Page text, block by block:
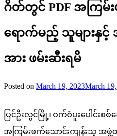
ဂိတ်တွင် PDF အကြ
ရောက်မည့် သူများနှင့်
အား ဖမ်းဆီးရမိ
Posted on March 19, 2023March
ပြင်ဦးလွင်မြို့၊ ဝက်ဝံပူးပေါင်းစ
အကြမ်းဖက်သောင်းကျန်းသူ